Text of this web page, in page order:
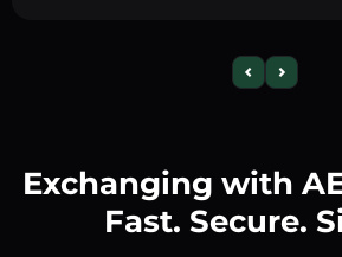
Exchanging with
Fast. Secure.